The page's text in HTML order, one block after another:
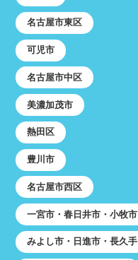
名古屋市東区
可児市
名古屋市中区
美濃加茂市
熱田区
豊川市
名古屋市西区
一宮市・春日井市・小牧市
みよし市・日進市・長久手